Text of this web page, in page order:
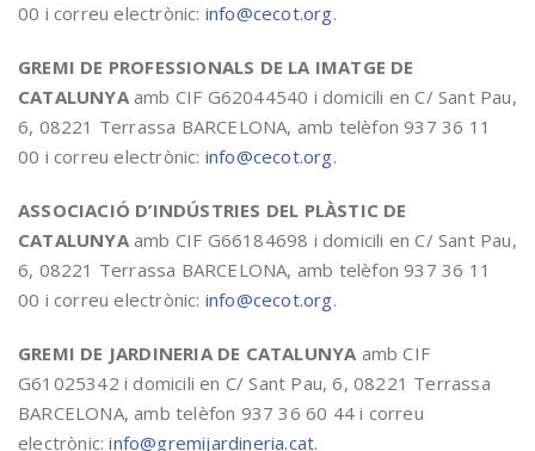
00 i correu electrònic: info@cecot.org.
GREMI DE PROFESSIONALS DE LA IMATGE DE
CATALUNYAamb CIF G62044540 i domicili en C/ Sant Pau,
6, 08221 Terrassa BARCELONA, amb telèfon 937 36 11
00 i correu electrònic: info@cecot.org.
ASSOCIACIÓ D’INDÚSTRIES DEL PLÀSTIC DE
CATALUNYAamb CIF G66184698 i domicili en C/ Sant Pau,
6, 08221 Terrassa BARCELONA, amb telèfon 937 36 11
00 i correu electrònic: info@cecot.org.
GREMI DE JARDINERIA DE CATALUNYA amb CIF
G61025342 i domicili en C/ Sant Pau, 6, 08221 Terrassa
BARCELONA, amb telèfon 937 36 60 44 i correu
electrònic:info@gremijardineria.cat.